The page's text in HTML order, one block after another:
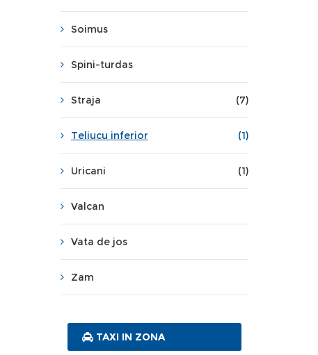
Soimus
Spini-turdas
Straja (7)
Teliucu inferior (1)
Uricani (1)
Valcan
Vata de jos
Zam
TAXI IN ZONA